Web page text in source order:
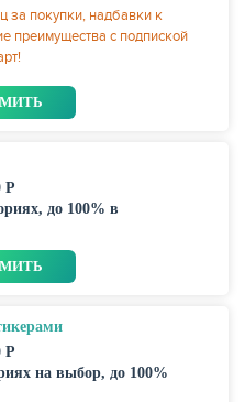
за покупки, надбавки к
преимущества с подпиской
Р
до 100% в
Р
на выбор, до 100%